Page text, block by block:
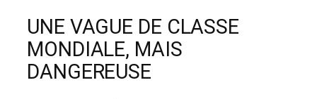
UNE VAGUE DE CLASSE
MONDIALE, MAIS
DANGEREUSE